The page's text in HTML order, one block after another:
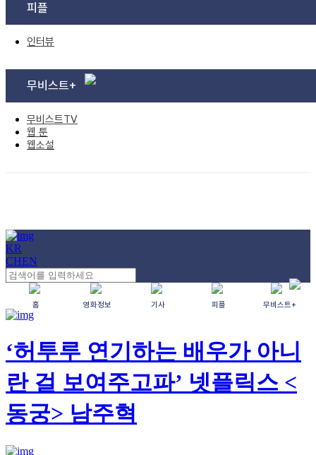
피플
인터뷰
무비스트+
무비스트TV
웹 툰
웹소설
KR
CHEN
홈 영화정보 기사 피플 무비스트+
‘허투루 연기하는 배우가 아니
란 걸 보여주고파’ 넷플릭스 <
동궁> 남주혁